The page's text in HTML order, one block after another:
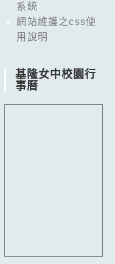
系統
網站維護之css使
用說明
基隆女中校園行
事曆